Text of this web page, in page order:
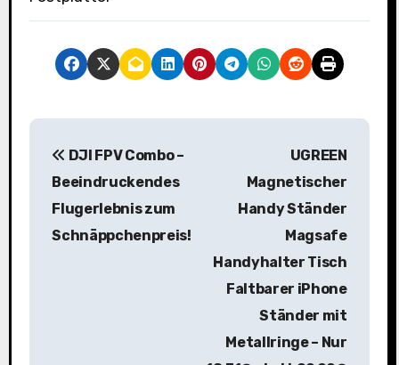
B
DJI FPV Combo –
Beeindruckendes
Flugerlebnis zum
Schnäppchenpreis!
UGREEN
Magnetischer
Handy Ständer
Magsafe
Handyhalter Tisch
Faltbarer iPhone
Ständer mit
Metallringe – Nur